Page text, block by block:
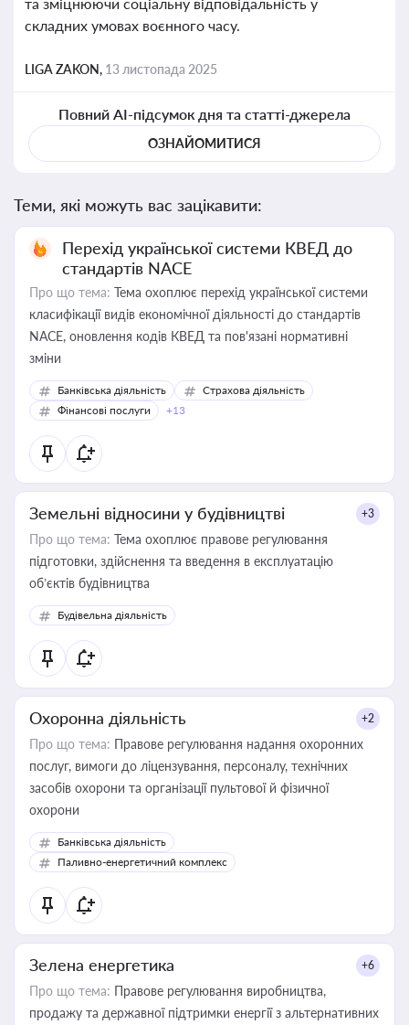
складних умовах воєнного часу.
LIGA ZAKON, 13 листопада 2025
Повний AI-підсумок дня та статті-джерела
ОЗНАЙОМИТИСЯ
Теми, які можуть вас зацікавити:
Перехід української системи КВЕД до
стандартів NACE
Про що тема: Тема охоплює перехід української системи
класифікації видів економічної діяльності до стандартів
NACE, оновлення кодів КВЕД та пов'язані нормативні
зміни
Банківська діяльність
Страхова діяльність
Фінансові послуги
+13
Земельні відносини у будівництві +3
Про що тема: Тема охоплює правове регулювання
підготовки, здійснення та введення в експлуатацію
об’єктів будівництва
Будівельна діяльність
Охоронна діяльність +2
Про що тема: Правове регулювання надання охоронних
послуг, вимоги до ліцензування, персоналу, технічних
засобів охорони та організації пультової й фізичної
охорони
Банківська діяльність
Паливно-енергетичний комплекс
Зелена енергетика +6
Про що тема: Правове регулювання виробництва,
продажу та державної підтримки енергії з альтернативних